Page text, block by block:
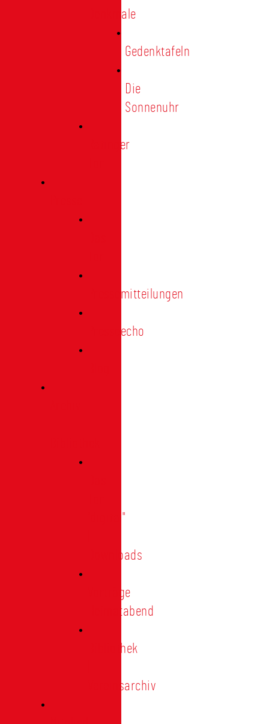
Denkmale
Gedenktafeln
Die
Sonnenuhr
Ratinger
Pressemitteilungen
Presseecho
"digital"
Downloads
Vorträge
Heimatabend
Bibliothek
Vereinsarchiv